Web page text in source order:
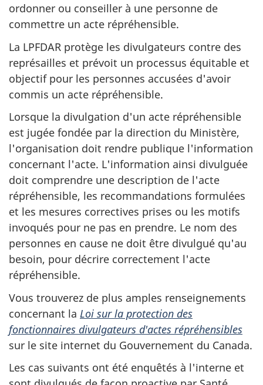
ordonner ou conseiller à une personne de
commettre un acte répréhensible.
La LPFDAR protège les divulgateurs contre des
représailles et prévoit un processus équitable et
objectif pour les personnes accusées d'avoir
commis un acte répréhensible.
Lorsque la divulgation d'un acte répréhensible
est jugée fondée par la direction du Ministère,
l'organisation doit rendre publique l'information
concernant l'acte. L'information ainsi divulguée
doit comprendre une description de l'acte
répréhensible, les recommandations formulées
et les mesures correctives prises ou les motifs
invoqués pour ne pas en prendre. Le nom des
personnes en cause ne doit être divulgué qu'au
besoin, pour décrire correctement l'acte
répréhensible.
Vous trouverez de plus amples renseignements
concernant la Loi sur la protection des
fonctionnaires divulgateurs d'actes répréhensibles
sur le site internet du Gouvernement du Canada.
Les cas suivants ont été enquêtés à l'interne et